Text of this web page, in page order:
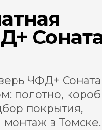
ЧФД+ Соната
полотно, короб
покрытия,
монтаж в Томске.